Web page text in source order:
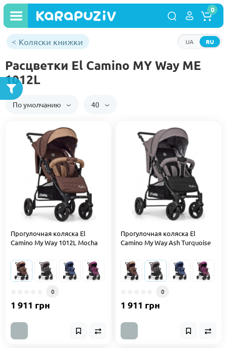
RU
UA
0
Коляски книжки
Расцветки El Camino MY Way ME
1012L
По умолчанию 40
Прогулочная коляска El
Camino My Way 1012L Mocha
0
1 911 грн
Прогулочная коляска El
Camino My Way Ash Turquoise
0
1 911 грн